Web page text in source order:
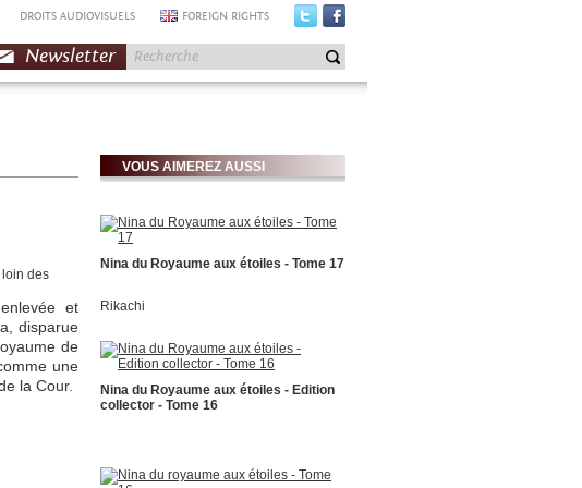
DROITS AUDIOVISUELS FOREIGN RIGHTS
Newsletter
des
et
disparue
de
une
la Cour.
VOUS AIMEREZ AUSSI
Nina du Royaume aux étoiles - Tome 17
Rikachi
Nina du Royaume aux étoiles - Edition
collector - Tome 16